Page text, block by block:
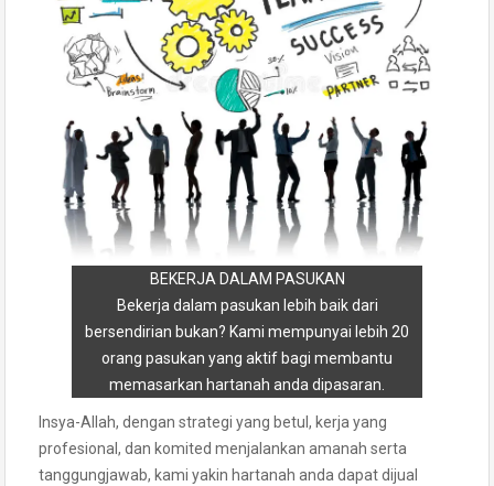
BEKERJA DALAM PASUKAN
Bekerja dalam pasukan lebih baik dari
bersendirian bukan? Kami mempunyai lebih 20
orang pasukan yang aktif bagi membantu
memasarkan hartanah anda dipasaran.
Insya-Allah, dengan strategi yang betul, kerja yang
profesional, dan komited menjalankan amanah serta
tanggungjawab, kami yakin hartanah anda dapat dijual